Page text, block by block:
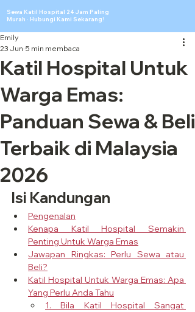
Sewa Katil Hospital 24 Jam Paling
Murah · Hubungi Kami Sekarang!
Katil Hospital Untuk
Warga Emas:
Panduan Sewa & Beli
Terbaik di Malaysia
2026
Emily
23 Jun 5 min membaca
Isi Kandungan
Pengenalan
Kenapa Katil Hospital Semakin
Penting Untuk Warga Emas
Jawapan Ringkas: Perlu Sewa atau
Beli?
Katil Hospital Untuk Warga Emas: Apa
Yang Perlu Anda Tahu
1. Bila Katil Hospital Sangat